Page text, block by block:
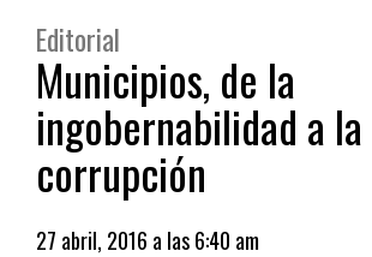
Editorial
Municipios, de la
ingobernabilidad a la
corrupción
27 abril, 2016 a las 6:40 am